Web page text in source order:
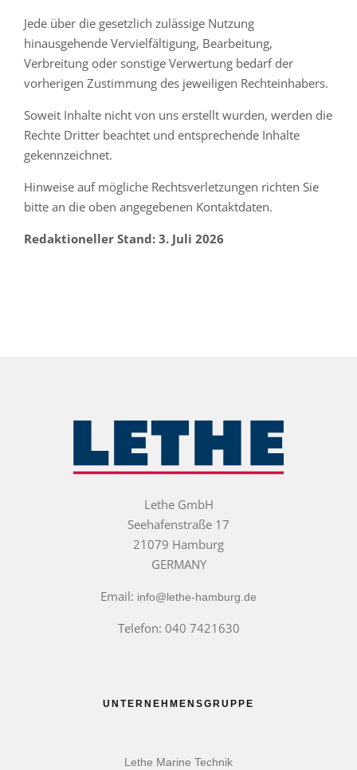
Jede über die gesetzlich zulässige Nutzung
hinausgehende Vervielfältigung, Bearbeitung,
Verbreitung oder sonstige Verwertung bedarf der
vorherigen Zustimmung des jeweiligen Rechteinhabers.
Soweit Inhalte nicht von uns erstellt wurden, werden die
Rechte Dritter beachtet und entsprechende Inhalte
gekennzeichnet.
Hinweise auf mögliche Rechtsverletzungen richten Sie
bitte an die oben angegebenen Kontaktdaten.
Redaktioneller Stand: 3. Juli 2026
Lethe GmbH
Seehafenstraße 17
21079 Hamburg
GERMANY
Email: info@lethe-hamburg.de
Telefon: 040 7421630
UNTERNEHMENSGRUPPE
Lethe Marine Technik